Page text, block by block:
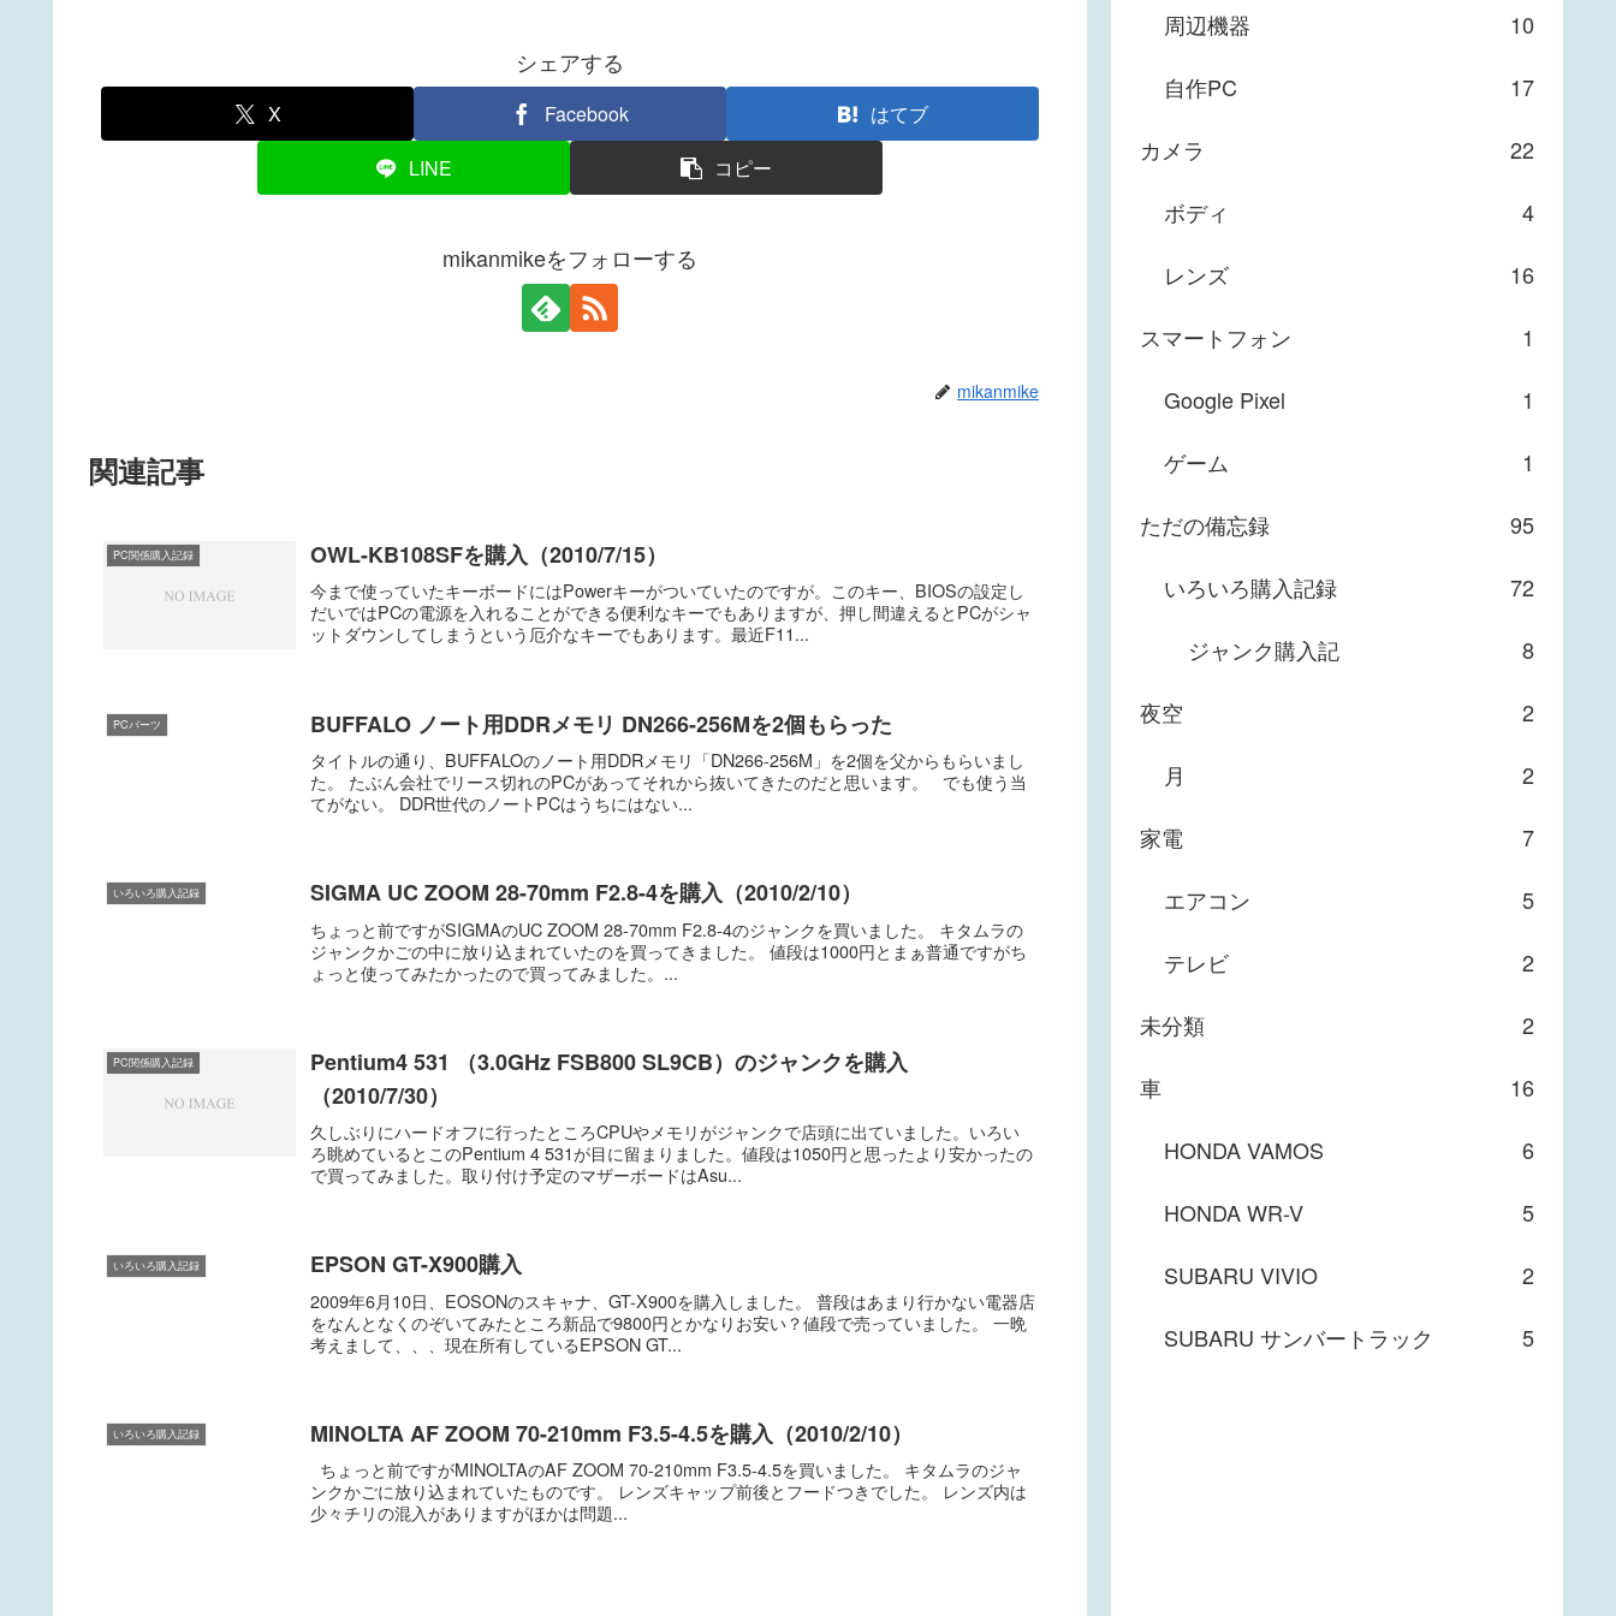
シェアする
X Facebook
はてブ
LINE
コピー
mikanmikeをフォローする
mikanmike
関連記事
PC関係購入記録 OWL-KB108SFを購入（2010/7/15）
今まで使っていたキーボードにはPowerキーがついていたのですが。このキー、BIOSの設定し
だいではPCの電源を入れることができる便利なキーでもありますが、押し間違えるとPCがシャ
ットダウンしてしまうという厄介なキーでもあります。最近F11...
PCパーツ BUFFALO ノート用DDRメモリ DN266-256Mを2個もらった
タイトルの通り、BUFFALOのノート用DDRメモリ「DN266-256M」を2個を父からもらいまし
た。 たぶん会社でリース切れのPCがあってそれから抜いてきたのだと思います。 でも使う当
てがない。 DDR世代のノートPCはうちにはない...
いろいろ購入記録 SIGMA UC ZOOM 28-70mm F2.8-4を購入（2010/2/10）
ちょっと前ですがSIGMAのUC ZOOM 28-70mm F2.8-4のジャンクを買いました。 キタムラの
ジャンクかごの中に放り込まれていたのを買ってきました。 値段は1000円とまぁ普通ですがち
ょっと使ってみたかったので買ってみました。...
PC関係購入記録
Pentium4 531 （3.0GHz FSB800 SL9CB）のジャンクを購入
（2010/7/30）
久しぶりにハードオフに行ったところCPUやメモリがジャンクで店頭に出ていました。いろい
ろ眺めているとこのPentium 4 531が目に留まりました。値段は1050円と思ったより安かったの
で買ってみました。取り付け予定のマザーボードはAsu...
いろいろ購入記録 EPSON GT-X900購入
2009年6月10日、EOSONのスキャナ、GT-X900を購入しました。 普段はあまり行かない電器店
をなんとなくのぞいてみたところ新品で9800円とかなりお安い？値段で売っていました。 一晩
考えまして、、、現在所有しているEPSON GT...
いろいろ購入記録 MINOLTA AF ZOOM 70-210mm F3.5-4.5を購入（2010/2/10）
ちょっと前ですがMINOLTAのAF ZOOM 70-210mm F3.5-4.5を買いました。 キタムラのジャ
ンクかごに放り込まれていたものです。 レンズキャップ前後とフードつきでした。 レンズ内は
少々チリの混入がありますがほかは問題...
周辺機器
10
自作PC
17
カメラ
22
ボディ
4
レンズ
16
スマートフォン
1
Google Pixel
1
ゲーム
1
ただの備忘録
95
いろいろ購入記録
72
ジャンク購入記
8
夜空
2
月
2
家電
7
エアコン
5
テレビ
2
未分類
2
車
16
HONDA VAMOS
6
HONDA WR-V
5
SUBARU VIVIO
2
SUBARU サンバートラック
5